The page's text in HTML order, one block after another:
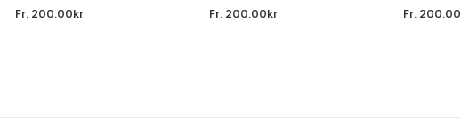
Fr. 200.00kr Fr. 200.00kr Fr. 200.00